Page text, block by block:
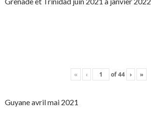
« ‹ of44 › »
Guyane avril mai 2021